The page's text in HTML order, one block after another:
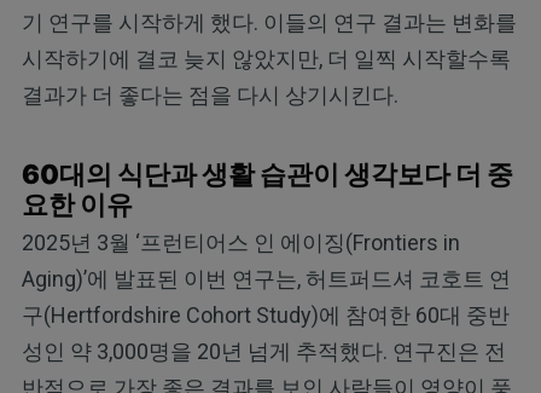
기 연구를 시작하게 했다. 이들의 연구 결과는 변화를
시작하기에 결코 늦지 않았지만, 더 일찍 시작할수록
결과가 더 좋다는 점을 다시 상기시킨다.
60대의 식단과 생활 습관이 생각보다 더 중
요한 이유
2025년 3월 ‘프런티어스 인 에이징(Frontiers in
Aging)’에 발표된 이번 연구는, 허트퍼드셔 코호트 연
구(Hertfordshire Cohort Study)에 참여한 60대 중반
성인 약 3,000명을 20년 넘게 추적했다. 연구진은 전
반적으로 가장 좋은 결과를 보인 사람들이 영양이 풍